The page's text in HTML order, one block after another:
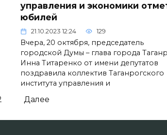
управления и экономики
юбилей
21.10.2023 12:24 129
Вчера, 20 октября, председатель
городской Думы – глава города
Инна Титаренко от имени депутатов
поздравила коллектив Таганрогского
института управления и
Далее